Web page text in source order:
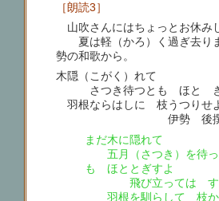
［朗読3］
山吹さんにはちょっとお休み
夏は軽（かろ）く過ぎ去り
勢の和歌から。
木隠（こがく）れて
さつき待つとも ほとゝ
羽根ならはしに 枝うつりせ
伊勢 後撰集
まだ木に隠れて
五月（さつき）を待っ
も ほととぎすよ
飛び立っては すぐ
羽根を馴らして 枝か